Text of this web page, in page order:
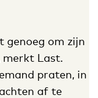
genoeg om zijn
merkt Last.
praten, in
af te